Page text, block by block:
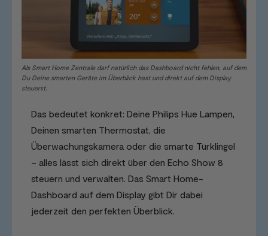
Als Smart Home Zentrale darf natürlich das Dashboard nicht fehlen, auf dem
Du Deine smarten Geräte im Überblick hast und direkt auf dem Display
steuerst.
Das bedeutet konkret: Deine Philips Hue Lampen,
Deinen smarten Thermostat, die
Überwachungskamera oder die smarte Türklingel
– alles lässt sich direkt über den Echo Show 8
steuern und verwalten. Das Smart Home-
Dashboard auf dem Display gibt Dir dabei
jederzeit den perfekten Überblick.